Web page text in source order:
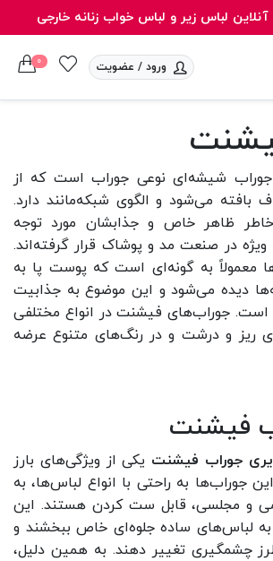
آنلاین لباس زیر و لباس خواب زنانه خارجی
ورود / عضویت 0
شیشه‌ای نوعی جوراب است که از
بافته می‌شود و الگوی شبکه‌مانند دارد.
ظاهر خاص و جذابشان مورد توجه
ویژه در صنعت مد و پوشاک قرار گرفته‌اند.
معمولاً به گونه‌ای است که پوست پا به
دیده می‌شود و این موضوع به جذابیت
است. جوراب‌های فیشنت در انواع مختلفی
ریز و درشت و در رنگ‌های متنوع عرضه
فیشنت
جوراب فیشنت یکی از ویژگی‌های بارز
جوراب‌ها به راحتی با انواع لباس‌ها، به
و مجلسی، قابل ست کردن هستند. این
به لباس‌های ساده جلوه‌ای خاص ببخشند و
چشمگیری تغییر دهند. به همین دلیل،